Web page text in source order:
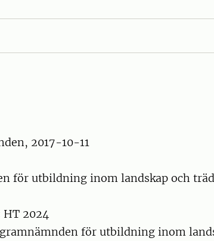
2017-10-11
för utbildning inom landskap och
HT 2024
för utbildning inom